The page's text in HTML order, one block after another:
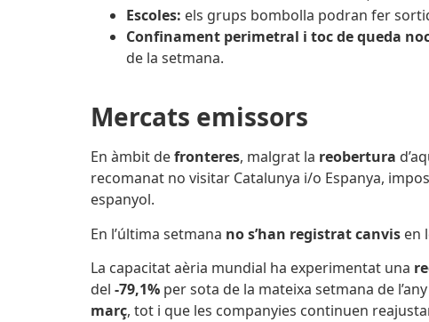
Escoles: els grups bombolla podran fer
Confinament perimetral i toc de queda
de la setmana.
Mercats emissors
En àmbit defronteres, malgrat la reobertura
recomanat no visitar Catalunya i/o Espanya,
espanyol.
En l’última setmana no s’han registrat canvis en
La capacitat aèria mundial ha experimentat una
del -79,1% per sota de la mateixa setmana de
març, tot i que les companyies continuen